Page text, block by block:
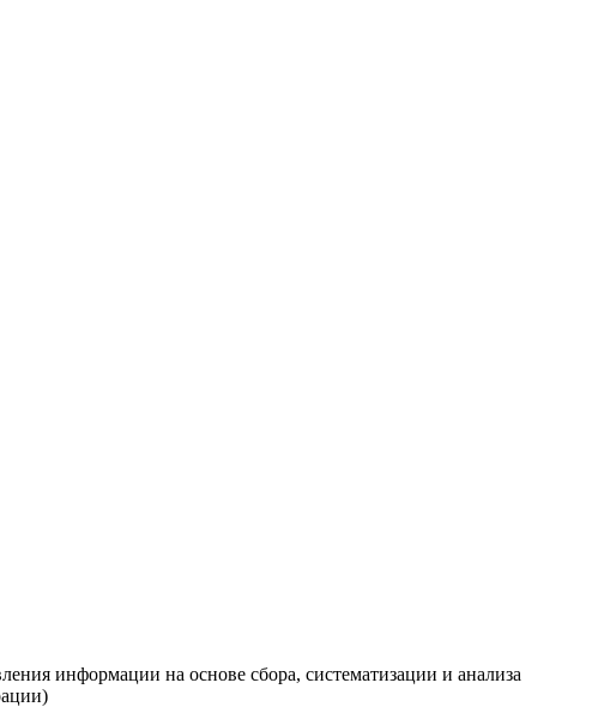
информации на основе сбора, систематизации и анализа